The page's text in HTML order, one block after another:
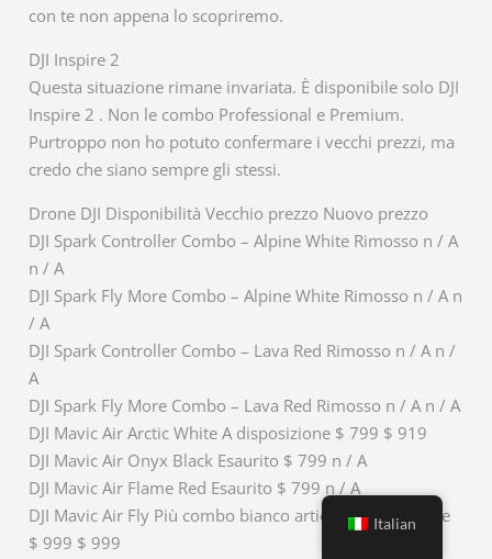
con te non appena lo scopriremo.
DJI Inspire 2
Questa situazione rimane invariata. È disponibile solo DJI
Inspire 2 . Non le combo Professional e Premium.
Purtroppo non ho potuto confermare i vecchi prezzi, ma
credo che siano sempre gli stessi.
Drone DJI Disponibilità Vecchio prezzo Nuovo prezzo
DJI Spark Controller Combo – Alpine White Rimosso n / A
n / A
DJI Spark Fly More Combo – Alpine White Rimosso n / A n
/ A
DJI Spark Controller Combo – Lava Red Rimosso n / A n /
A
DJI Spark Fly More Combo – Lava Red Rimosso n / A n / A
DJI Mavic Air Arctic White A disposizione $ 799 $ 919
DJI Mavic Air Onyx Black Esaurito $ 799 n / A
DJI Mavic Air Flame Red Esaurito $ 799 n / A
DJI Mavic Air Fly Più combo bianco artico A disposizione
$ 999 $ 999
Italian